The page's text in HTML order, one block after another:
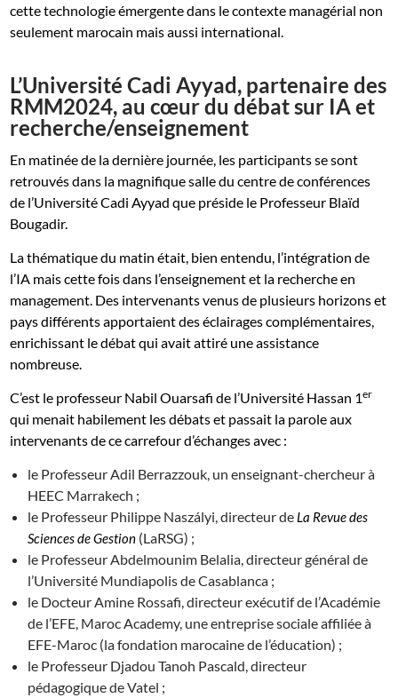
cette technologie émergente dans le contexte managérial non
seulement marocain mais aussi international.
L’Université Cadi Ayyad, partenaire des
RMM2024, au cœur du débat sur IA et
recherche/enseignement
En matinée de la dernière journée, les participants se sont
retrouvés dans la magnifique salle du centre de conférences
de l’Université Cadi Ayyad que préside le Professeur Blaïd
Bougadir.
La thématique du matin était, bien entendu, l’intégration de
l’IA mais cette fois dans l’enseignement et la recherche en
management. Des intervenants venus de plusieurs horizons et
pays différents apportaient des éclairages complémentaires,
enrichissant le débat qui avait attiré une assistance
nombreuse.
C’est le professeur Nabil Ouarsafi de l’Université Hassan 1er
qui menait habilement les débats et passait la parole aux
intervenants de ce carrefour d’échanges avec :
le Professeur Adil Berrazzouk, un enseignant-chercheur à
HEEC Marrakech ;
le Professeur Philippe Naszályi, directeur de La Revue des
Sciences de Gestion (LaRSG) ;
le Professeur Abdelmounim Belalia, directeur général de
l’Université Mundiapolis de Casablanca ;
le Docteur Amine Rossafi, directeur exécutif de l’Académie
de l’EFE, Maroc Academy, une entreprise sociale affiliée à
EFE-Maroc (la fondation marocaine de l’éducation) ;
le Professeur Djadou Tanoh Pascald, directeur
pédagogique de Vatel ;